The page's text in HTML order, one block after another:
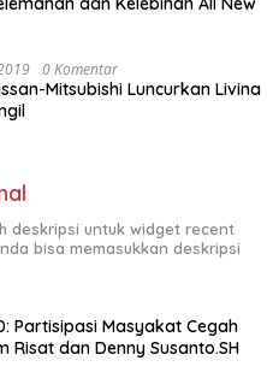
0 Komentar
Mitsubishi Luncurkan Livina
deskripsi untuk widget recent
bisa memasukkan deskripsi
Partisipasi Masyakat Cegah
Risat dan Denny Susanto.SH